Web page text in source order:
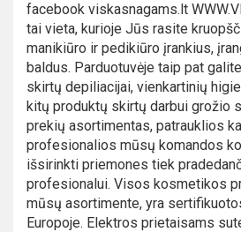
facebook viskasnagams.lt
tai vieta, kurioje Jūs rasite
manikiūro ir pedikiūro įrankius,
baldus. Parduotuvėje taip pat
skirtų depiliacijai, vienkartinių
kitų produktų skirtų darbui grožio
prekių asortimentas, patrauklios
profesionalios mūsų komandos
išsirinkti priemones tiek
profesionalui. Visos kosmetikos
mūsų asortimente, yra
Europoje. Elektros prietaisams